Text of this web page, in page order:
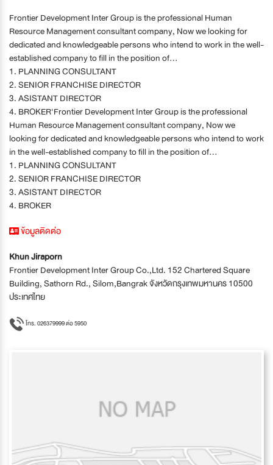
Frontier Development Inter Group is the professional Human
Resource Management consultant company, Now we looking for
dedicated and knowledgeable persons who intend to work in the well-
established company to fill in the position of...
1. PLANNING CONSULTANT
2. SENIOR FRANCHISE DIRECTOR
3. ASISTANT DIRECTOR
4. BROKER'Frontier Development Inter Group is the professional
Human Resource Management consultant company, Now we
looking for dedicated and knowledgeable persons who intend to work
in the well-established company to fill in the position of...
1. PLANNING CONSULTANT
2. SENIOR FRANCHISE DIRECTOR
3. ASISTANT DIRECTOR
4. BROKER
ข้อมูลติดต่อ
Khun Jiraporn
Frontier Development Inter Group Co.,Ltd. 152 Chartered Square
Building, Sathorn Rd., Silom,Bangrak จังหวัดกรุงเทพมหานคร 10500
ประเทศไทย
โทร. 026379999 ต่อ 5950